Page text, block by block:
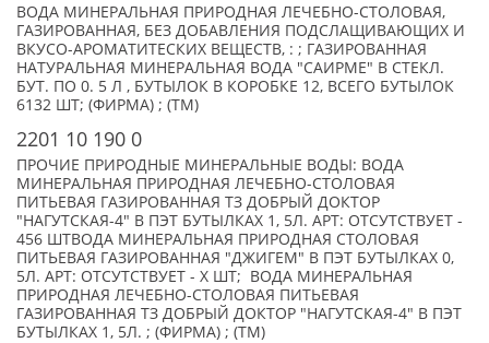
ВОДА МИНЕРАЛЬНАЯ ПРИРОДНАЯ ЛЕЧЕБНО-СТОЛОВАЯ,
ГАЗИРОВАННАЯ, БЕЗ ДОБАВЛЕНИЯ ПОДСЛАЩИВАЮЩИХ И
ВКУСО-АРОМАТИТЕСКИХ ВЕЩЕСТВ, : ; ГАЗИРОВАННАЯ
НАТУРАЛЬНАЯ МИНЕРАЛЬНАЯ ВОДА "САИРМЕ" В СТЕКЛ.
БУТ. ПО 0. 5 Л , БУТЫЛОК В КОРОБКЕ 12, ВСЕГО БУТЫЛОК
6132 ШТ; (ФИРМА) ; (TM)
2201 10 190 0
ПРОЧИЕ ПРИРОДНЫЕ МИНЕРАЛЬНЫЕ ВОДЫ: ВОДА
МИНЕРАЛЬНАЯ ПРИРОДНАЯ ЛЕЧЕБНО-СТОЛОВАЯ
ПИТЬЕВАЯ ГАЗИРОВАННАЯ ТЗ ДОБРЫЙ ДОКТОР
"НАГУТСКАЯ-4" В ПЭТ БУТЫЛКАХ 1, 5Л. АРТ: ОТСУТСТВУЕТ -
456 ШТВОДА МИНЕРАЛЬНАЯ ПРИРОДНАЯ СТОЛОВАЯ
ПИТЬЕВАЯ ГАЗИРОВАННАЯ "ДЖИГЕМ" В ПЭТ БУТЫЛКАХ 0,
5Л. АРТ: ОТСУТСТВУЕТ - X ШТ; ВОДА МИНЕРАЛЬНАЯ
ПРИРОДНАЯ ЛЕЧЕБНО-СТОЛОВАЯ ПИТЬЕВАЯ
ГАЗИРОВАННАЯ ТЗ ДОБРЫЙ ДОКТОР "НАГУТСКАЯ-4" В ПЭТ
БУТЫЛКАХ 1, 5Л. ; (ФИРМА) ; (TM)